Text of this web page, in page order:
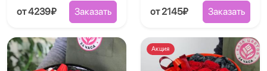
от 4239₽ Заказать от 2145₽ Заказать
Акция